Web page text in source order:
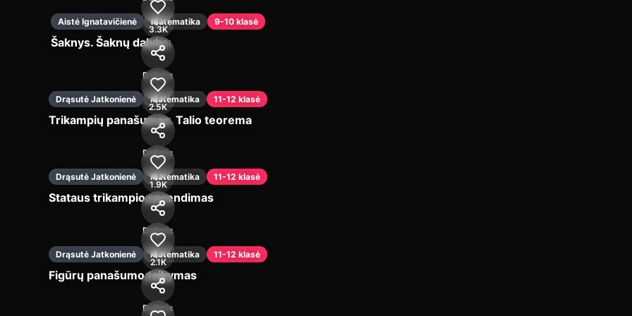
Įjungti
Aistė Ignatavičienė Matematika 9-10 klasė
Šaknys. Šaknų dalyba.
3.3K
Dalintis
Įjungti
Drąsutė Jatkonienė Matematika 11-12 klasė
Trikampių panašumas. Talio teorema
2.5K
Dalintis
Įjungti
Drąsutė Jatkonienė Matematika 11-12 klasė
Stataus trikampio sprendimas
1.9K
Dalintis
Įjungti
Drąsutė Jatkonienė Matematika 11-12 klasė
Figūrų panašumo taikymas
2.1K
Dalintis